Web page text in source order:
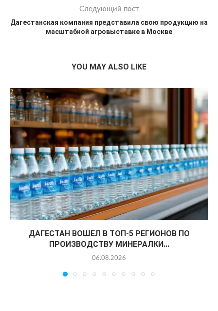
Следующий пост
Дагестанская компания представила свою продукцию на
масштабной агровыставке в Москве
YOU MAY ALSO LIKE
ДАГЕСТАН ВОШЕЛ В ТОП-5 РЕГИОНОВ ПО
ПРОИЗВОДСТВУ МИНЕРАЛКИ...
06.08.2026